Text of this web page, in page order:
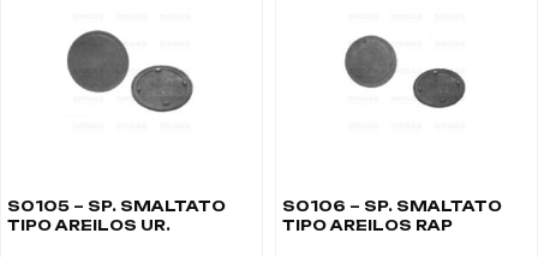
S0105 – SP. SMALTATO
TIPO AREILOS UR.
S0106 – SP. SMALTATO
TIPO AREILOS RAP